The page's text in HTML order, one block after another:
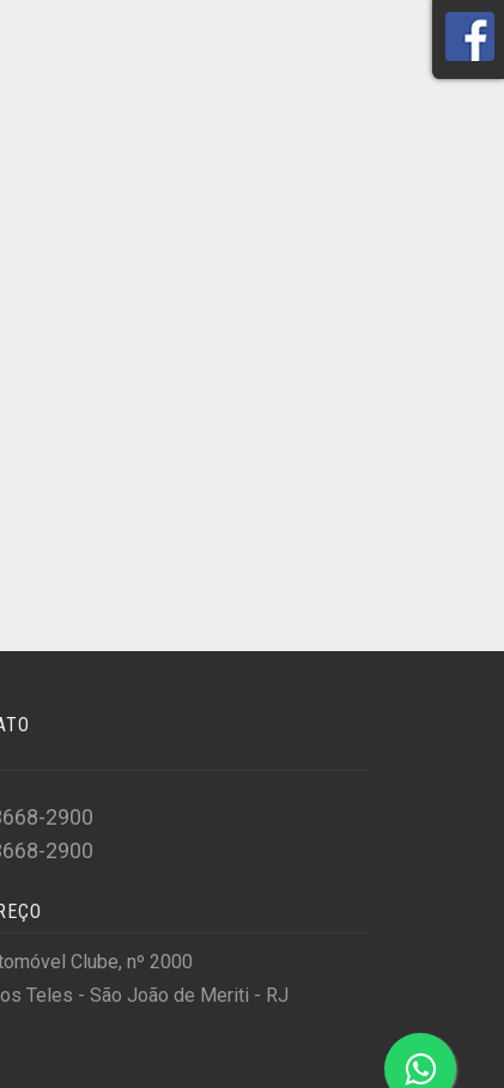
2900
2900
Clube, nº 2000
Teles - São João de Meriti - RJ